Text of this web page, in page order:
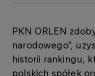
PKN ORLEN
narodowego”,
historii rankingu,
polskich spółek